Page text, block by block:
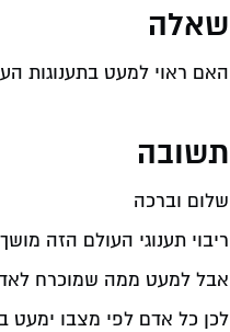
שאלה
האם ראוי למעט בתענוגות
תשובה
שלום וברכה
ריבוי תענוגי העולם הזה
אבל למעט ממה שמוכרח
לכן כל אדם לפי מצבו ימעט